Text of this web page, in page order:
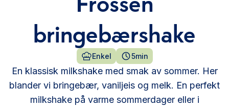
bringebærshake
Enkel 5min
En klassisk milkshake med smak av sommer. Her
blander vi bringebær, vaniljeis og melk. En perfekt
milkshake på varme sommerdager eller i